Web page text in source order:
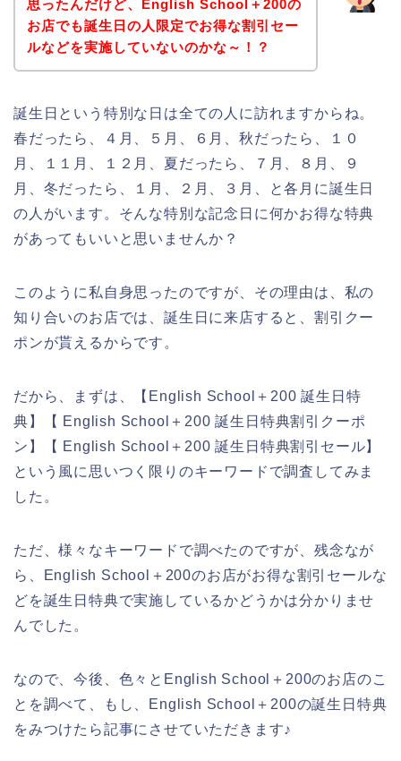
思ったんだけど、English School＋200の
お店でも誕生日の人限定でお得な割引セー
ルなどを実施していないのかな～！？
誕生日という特別な日は全ての人に訪れますからね。
春だったら、４月、５月、６月、秋だったら、１０
月、１１月、１２月、夏だったら、７月、８月、９
月、冬だったら、１月、２月、３月、と各月に誕生日
の人がいます。そんな特別な記念日に何かお得な特典
があってもいいと思いませんか？
このように私自身思ったのですが、その理由は、私の
知り合いのお店では、誕生日に来店すると、割引クー
ポンが貰えるからです。
だから、まずは、【English School＋200 誕生日特
典】【 English School＋200 誕生日特典割引クーポ
ン】【 English School＋200 誕生日特典割引セール】
という風に思いつく限りのキーワードで調査してみま
した。
ただ、様々なキーワードで調べたのですが、残念なが
ら、English School＋200のお店がお得な割引セールな
どを誕生日特典で実施しているかどうかは分かりませ
んでした。
なので、今後、色々とEnglish School＋200のお店のこ
とを調べて、もし、English School＋200の誕生日特典
をみつけたら記事にさせていただきます♪